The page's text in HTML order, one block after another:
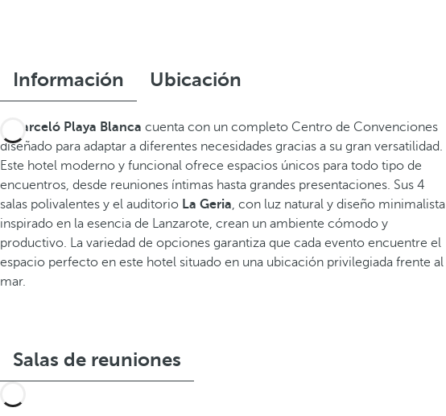
Información Ubicación
Barceló Playa Blanca cuenta con un completo Centro de Convenciones
diseñado para adaptar a diferentes necesidades gracias a su gran versatilidad.
Este hotel moderno y funcional ofrece espacios únicos para todo tipo de
encuentros, desde reuniones íntimas hasta grandes presentaciones. Sus 4
salas polivalentes y el auditorio La Geria, con luz natural y diseño minimalista
inspirado en la esencia de Lanzarote, crean un ambiente cómodo y
productivo. La variedad de opciones garantiza que cada evento encuentre el
espacio perfecto en este hotel situado en una ubicación privilegiada frente al
mar.
Salas de reuniones